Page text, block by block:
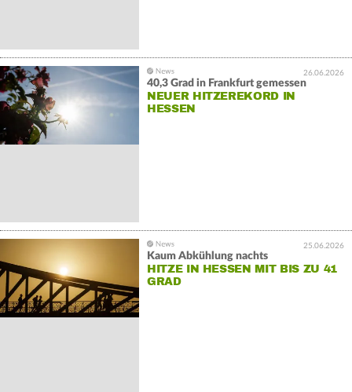
26.06.2026
40,3 Grad in Frankfurt gemessen
NEUER HITZEREKORD IN
HESSEN
25.06.2026
Kaum Abkühlung nachts
HITZE IN HESSEN MIT BIS ZU 41
GRAD